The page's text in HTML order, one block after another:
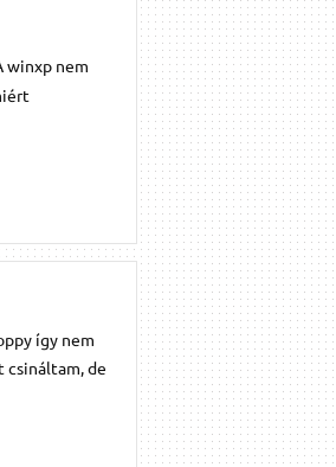
winxp nem
így nem
de